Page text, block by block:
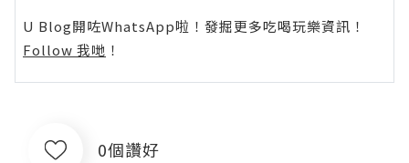
U Blog開咗WhatsApp啦！發掘更多吃喝玩樂資訊！
Follow 我哋 ！
0個讚好